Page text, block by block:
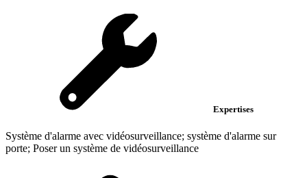
Expertises
Système d'alarme avec vidéosurveillance; système d'alarme sur
porte; Poser un système de vidéosurveillance